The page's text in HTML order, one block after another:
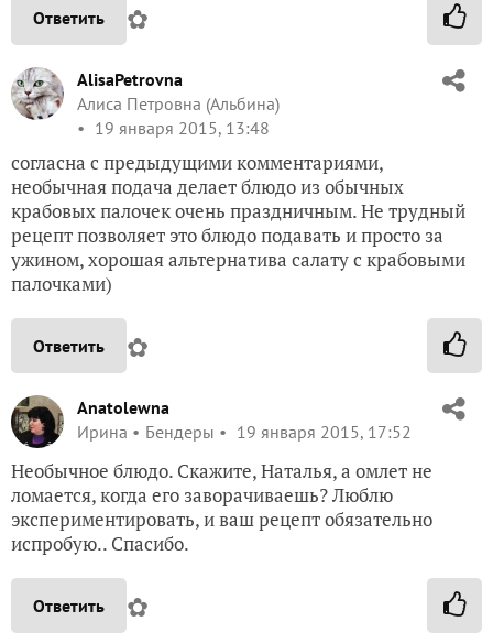
Ответить ✿
AlisaPetrovna
Алиса Петровна (Альбина)
19 января 2015, 13:48
согласна с предыдущими комментариями,
необычная подача делает блюдо из обычных
крабовых палочек очень праздничным. Не трудный
рецепт позволяет это блюдо подавать и просто за
ужином, хорошая альтернатива салату с крабовыми
палочками)
Ответить ✿
Anatolewna
Ирина
Бендеры 19 января 2015, 17:52
Необычное блюдо. Скажите, Наталья, а омлет не
ломается, когда его заворачиваешь? Люблю
экспериментировать, и ваш рецепт обязательно
испробую.. Спасибо.
Ответить ✿